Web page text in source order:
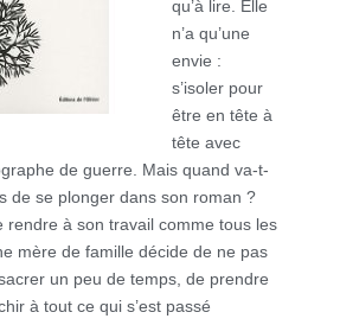
qu’à lire. Elle
n’a qu’une
envie :
s’isoler pour
être en tête à
tête avec
de guerre. Mais quand va-t-
de se plonger dans son roman ?
rendre à son travail comme tous les
mère de famille décide de ne pas
un peu de temps, de prendre
à tout ce qui s’est passé